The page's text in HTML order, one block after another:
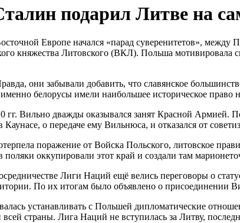
подарил Литве на
Европе начался «парад суверенитетов»,
княжества Литовского (ВКЛ). Польша
они забывали добавить, что славянское
белорусы имели наибольшее историческое право
гг. Вильно дважды оказывался занят Красной
о передаче ему Вильнюса, и отказался от
поражение от Войска Польского, литовское
оккупировали этот край и создали там
Лиги Наций ещё велись переговоры о
По их итогам было объявлено о присоединении
устанавливать с Польшей дипломатические
страны. Лига Наций не вступилась за Литву,